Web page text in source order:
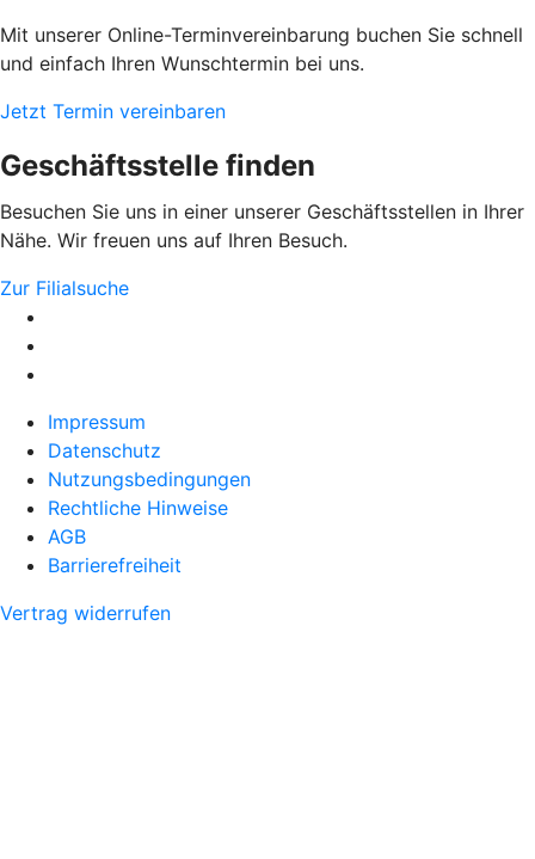
Mit unserer Online-Terminvereinbarung buchen Sie schnell
und einfach Ihren Wunschtermin bei uns.
Jetzt Termin vereinbaren
Geschäftsstelle finden
Besuchen Sie uns in einer unserer Geschäftsstellen in Ihrer
Nähe. Wir freuen uns auf Ihren Besuch.
Zur Filialsuche
Impressum
Datenschutz
Nutzungsbedingungen
Rechtliche Hinweise
AGB
Barrierefreiheit
Vertrag widerrufen